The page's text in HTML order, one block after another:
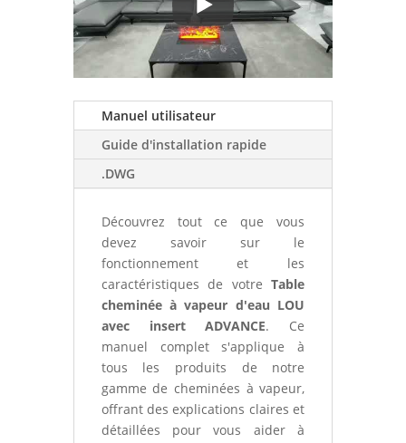
Manuel utilisateur
Guide d'installation rapide
.DWG
Découvrez tout ce que vous
devez savoir sur le
fonctionnement et les
caractéristiques de votreTable
cheminée à vapeur d'eau LOU
avec insert ADVANCE. Ce
manuel complet s'applique à
tous les produits de notre
gamme de cheminées à vapeur,
offrant des explications claires et
détaillées pour vous aider à